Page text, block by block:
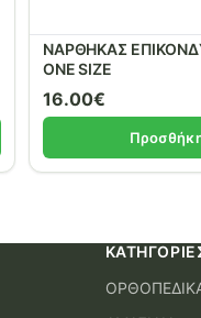
ΝΑΡΘΗΚΑΣ
ONE SIZE
16.00€